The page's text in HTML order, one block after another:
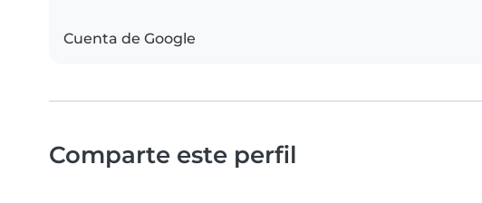
Cuenta de Google
Comparte este perfil